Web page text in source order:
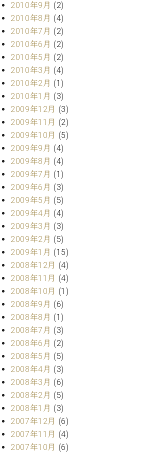
2010年9月 (2)
2010年8月 (4)
2010年7月 (2)
2010年6月 (2)
2010年5月 (2)
2010年3月 (4)
2010年2月 (1)
2010年1月 (3)
2009年12月 (3)
2009年11月 (2)
2009年10月 (5)
2009年9月 (4)
2009年8月 (4)
2009年7月 (1)
2009年6月 (3)
2009年5月 (5)
2009年4月 (4)
2009年3月 (3)
2009年2月 (5)
2009年1月 (15)
2008年12月 (4)
2008年11月 (4)
2008年10月 (1)
2008年9月 (6)
2008年8月 (1)
2008年7月 (3)
2008年6月 (2)
2008年5月 (5)
2008年4月 (3)
2008年3月 (6)
2008年2月 (5)
2008年1月 (3)
2007年12月 (6)
2007年11月 (4)
2007年10月 (6)